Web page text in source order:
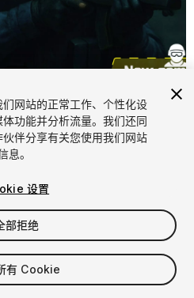
网站的正常工作、个性化设
功能并分析流量。我们还同
伴分享有关您使用我们网站
息。
设置
部拒绝
有 Cookie